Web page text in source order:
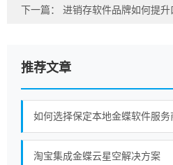
下一篇： 进销存软件品牌如何提升
推荐文章
如何选择保定本地金蝶软件服务
淘宝集成金蝶云星空解决方案